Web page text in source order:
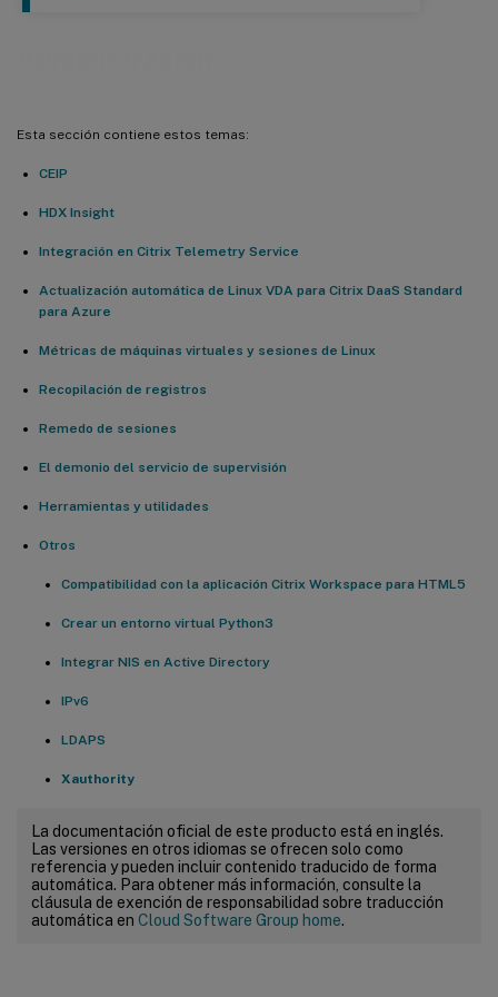
Esta sección contiene estos temas:
CEIP
HDX Insight
Integración en Citrix Telemetry Service
Actualización automática de Linux VDA para Citrix DaaS Standard
para Azure
Métricas de máquinas virtuales y sesiones de Linux
Recopilación de registros
Remedo de sesiones
El demonio del servicio de supervisión
Herramientas y utilidades
Otros
Compatibilidad con la aplicación Citrix Workspace para HTML5
Crear un entorno virtual Python3
Integrar NIS en Active Directory
IPv6
LDAPS
Xauthority
La documentación oficial de este producto está en inglés.
Las versiones en otros idiomas se ofrecen solo como
referencia y pueden incluir contenido traducido de forma
automática. Para obtener más información, consulte la
cláusula de exención de responsabilidad sobre traducción
automática en Cloud Software Group home.